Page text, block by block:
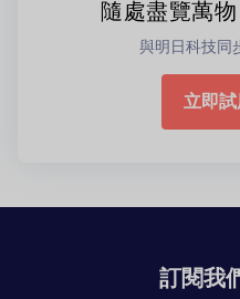
隨處盡覽萬
與明日科技同
立即試
訂閱我